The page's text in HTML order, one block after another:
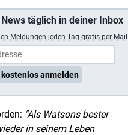
täglich in deiner Inbox
Meldungen jeden Tag gratis per Mail.
kostenlos anmelden
Als Watsons bester
in seinem Leben